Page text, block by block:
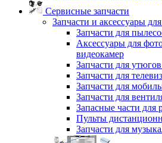
Сервисные запчасти
Запчасти и аксессуары
Запчасти для
Аксессуары для
видеокамер
Запчасти для
Запчасти для
Запчасти для
Запчасти для
Запасные части для
Пульты
Запчасти для